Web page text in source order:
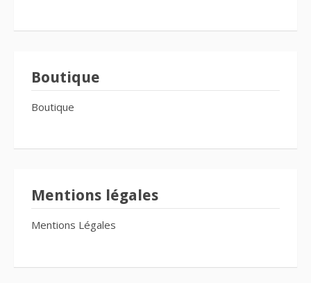
Boutique
Boutique
Mentions légales
Mentions Légales